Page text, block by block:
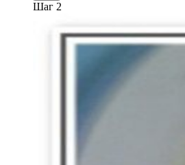
Шаг 2